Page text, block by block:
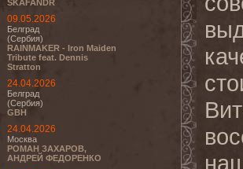
SKAFANDR
09.05.2026
Белград
(Сербия)
RAINMAKER - Iron Maiden
Tribute feat. Dennis
Stratton
24.04.2026
Белград
(Сербия)
GBH
24.04.2026
Москва
РОМАН ЗАХАРОВ,
АНДРЕЙ ФЕДОРЕНКО